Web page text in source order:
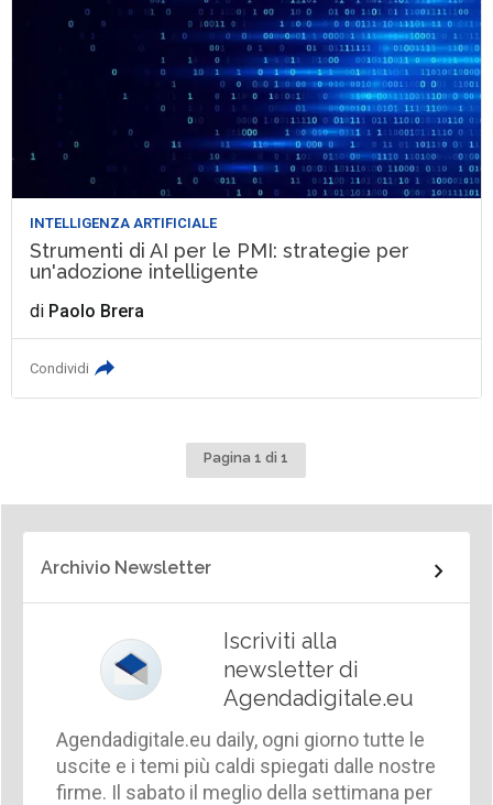
INTELLIGENZA ARTIFICIALE
Strumenti di AI per le PMI: strategie per
un'adozione intelligente
di Paolo Brera
Condividi
Pagina 1 di 1
Archivio Newsletter
Iscriviti alla
newsletter di
Agendadigitale.eu
Agendadigitale.eu daily, ogni giorno tutte le
uscite e i temi più caldi spiegati dalle nostre
firme. Il sabato il meglio della settimana per